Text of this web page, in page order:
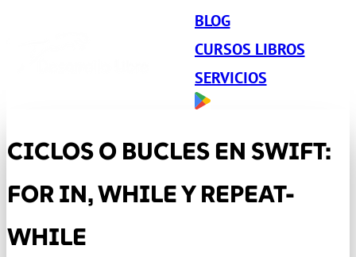
BLOG
CURSOS LIBROS
SERVICIOS
CICLOS O BUCLES EN SWIFT:
FOR IN, WHILE Y REPEAT-
WHILE